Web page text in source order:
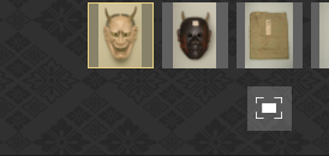
無形文化遺産
この
関連
サイト
サイト